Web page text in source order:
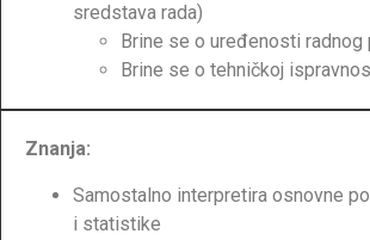
sredstava rada)
Brine se o uređenosti radnog
Brine se o tehničkoj
Znanja:
Samostalno interpretira osnovne
i statistike